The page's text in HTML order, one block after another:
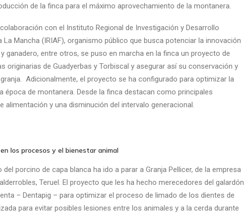
de la finca para el máximo aprovechamiento de la montanera.
con el Instituto Regional de Investigación y Desarrollo
Mancha (IRIAF), organismo público que busca potenciar la innovación
ganadero, entre otros, se puso en marcha en la finca un proyecto de
originarias de Guadyerbas y Torbiscal y asegurar así su conservación y
Adicionalmente, el proyecto se ha configurado para optimizar la
época de montanera. Desde la finca destacan como principales
y una disminución del intervalo generacional.
los procesos y el bienestar animal
porcino de capa blanca ha ido a parar a Granja Pellicer, de la empresa
Teruel. El proyecto que les ha hecho merecedores del galardón
– Dentapig – para optimizar el proceso de limado de los dientes de
para evitar posibles lesiones entre los animales y a la cerda durante